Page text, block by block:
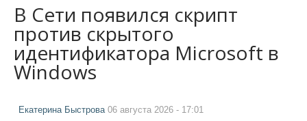
В Сети появился скрипт
против скрытого
идентификатора Microsoft в
Windows
Екатерина Быстрова06 августа 2026 - 17:01